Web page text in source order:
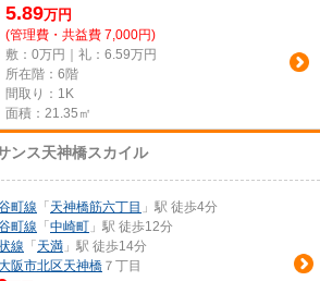
5.89万円
(管理費・共益費 7,000円)
敷：0万円｜礼：6.59万円
所在階：6階
間取り：1K
面積：21.35㎡
ンス天神橋スカイル
町線 「 天神橋筋六丁目 」駅 徒歩4分
町線 「 中崎町 」駅 徒歩12分
線 「 天満 」駅 徒歩14分
阪市北区天神橋 ７丁目